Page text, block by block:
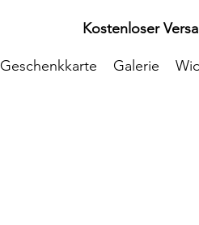
Kostenloser
Geschenkkarte Galerie